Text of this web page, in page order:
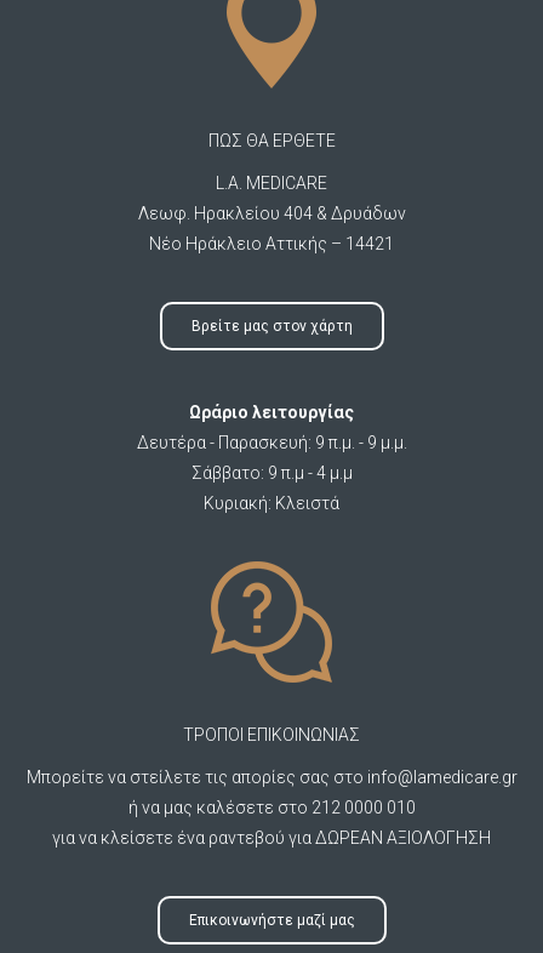
ΠΩΣ ΘΑ ΕΡΘΕΤΕ
L.A. MEDICARE
Λεωφ. Ηρακλείου 404 & Δρυάδων
Νέο Ηράκλειο Αττικής – 14421
Βρείτε μας στον χάρτη
Ωράριο λειτουργίας
Δευτέρα - Παρασκευή: 9 π.μ. - 9 μ.μ.
Σάββατο: 9 π.μ - 4 μ.μ
Κυριακή: Κλειστά
ΤΡΟΠΟΙ ΕΠΙΚΟΙΝΩΝΙΑΣ
Μπορείτε να στείλετε τις απορίες σας στο info@lamedicare.gr
ή να μας καλέσετε στο 212 0000 010
για να κλείσετε ένα ραντεβού για ΔΩΡΕΑΝ ΑΞΙΟΛΟΓΗΣΗ
Επικοινωνήστε μαζί μας